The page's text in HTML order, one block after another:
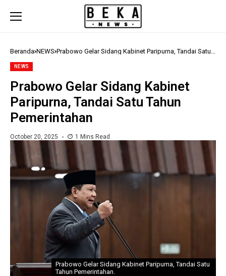
Beranda NEWS Prabowo Gelar Sidang Kabinet Paripurna, Tandai Satu
NEWS
Prabowo Gelar Sidang Kabinet
Paripurna, Tandai Satu Tahun
Pemerintahan
October 20, 2025 1 Mins Read
Prabowo Gelar Sidang Kabinet Paripurna, Tandai Satu
Tahun Pemerintahan.